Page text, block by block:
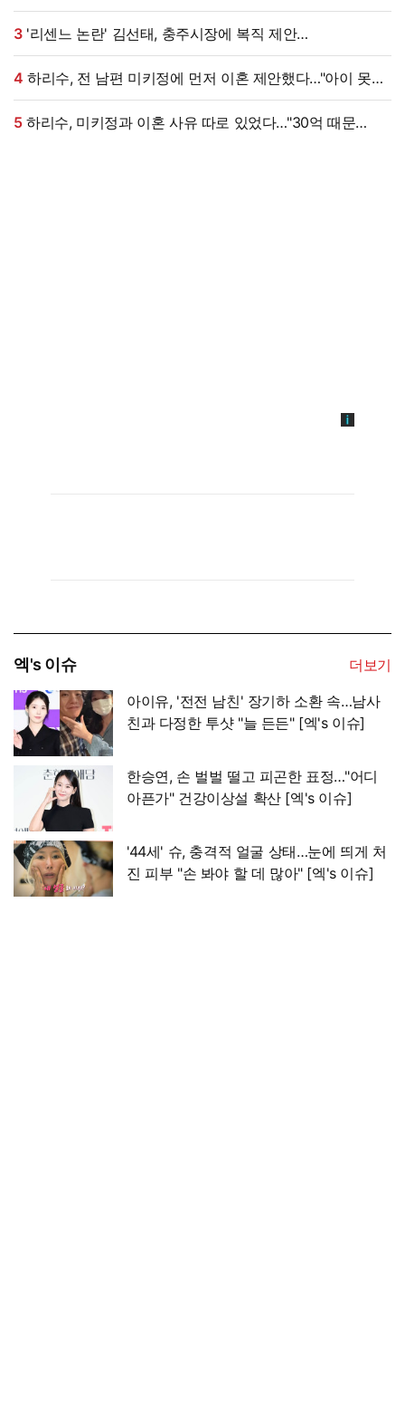
없어, 연락 꾸준히 하는 중"
3'리센느 논란' 김선태, 충주시장에 복직 제안
받았다…"돌아올 생각 있냐" 수척 근황까지 [엑's 이슈]
4 하리수, 전 남편 미키정에 먼저 이혼 제안했다…"아이 못
낳는 미안함 늘 있어" (이중생활)[종합]
5하리수, 미키정과 이혼 사유 따로 있었다…"30억 때문
엑's 이슈
더보기
아이유, '전전 남친' 장기하 소환 속…남사
친과 다정한 투샷 "늘 든든" [엑's 이슈]
한승연, 손 벌벌 떨고 피곤한 표정…"어디
아픈가" 건강이상설 확산 [엑's 이슈]
'44세' 슈, 충격적 얼굴 상태…눈에 띄게 처
진 피부 "손 봐야 할 데 많아" [엑's 이슈]